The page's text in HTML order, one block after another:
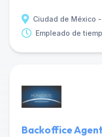
Ciudad de México
Empleado de
Backoffice